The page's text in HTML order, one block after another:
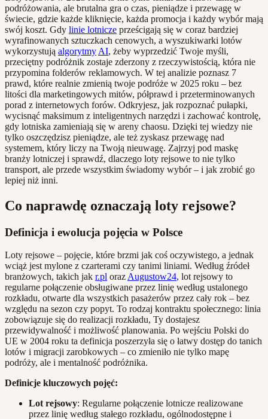
podróżowania, ale brutalna gra o czas, pieniądze i przewagę w
świecie, gdzie każde kliknięcie, każda promocja i każdy wybór mają
swój koszt. Gdy linie lotnicze prześcigają się w coraz bardziej
wyrafinowanych sztuczkach cenowych, a wyszukiwarki lotów
wykorzystują algorytmy AI, żeby wyprzedzić Twoje myśli,
przeciętny podróżnik zostaje zderzony z rzeczywistością, która nie
przypomina folderów reklamowych. W tej analizie poznasz 7
prawd, które realnie zmienią twoje podróże w 2025 roku – bez
litości dla marketingowych mitów, półprawd i przeterminowanych
porad z internetowych forów. Odkryjesz, jak rozpoznać pułapki,
wycisnąć maksimum z inteligentnych narzędzi i zachować kontrolę,
gdy lotniska zamieniają się w areny chaosu. Dzięki tej wiedzy nie
tylko oszczędzisz pieniądze, ale też zyskasz przewagę nad
systemem, który liczy na Twoją nieuwagę. Zajrzyj pod maskę
branży lotniczej i sprawdź, dlaczego loty rejsowe to nie tylko
transport, ale przede wszystkim świadomy wybór – i jak zrobić go
lepiej niż inni.
Co naprawdę oznaczają loty rejsowe?
Definicja i ewolucja pojęcia w Polsce
Loty rejsowe – pojęcie, które brzmi jak coś oczywistego, a jednak
wciąż jest mylone z czarterami czy tanimi liniami. Według źródeł
branżowych, takich jak r.pl oraz Augustow24, lot rejsowy to
regularne połączenie obsługiwane przez linię według ustalonego
rozkładu, otwarte dla wszystkich pasażerów przez cały rok – bez
względu na sezon czy popyt. To rodzaj kontraktu społecznego: linia
zobowiązuje się do realizacji rozkładu, Ty dostajesz
przewidywalność i możliwość planowania. Po wejściu Polski do
UE w 2004 roku ta definicja poszerzyła się o łatwy dostęp do tanich
lotów i migracji zarobkowych – co zmieniło nie tylko mapę
podróży, ale i mentalność podróżnika.
Definicje kluczowych pojęć:
Lot rejsowy: Regularne połączenie lotnicze realizowane
przez linię według stałego rozkładu, ogólnodostępne i